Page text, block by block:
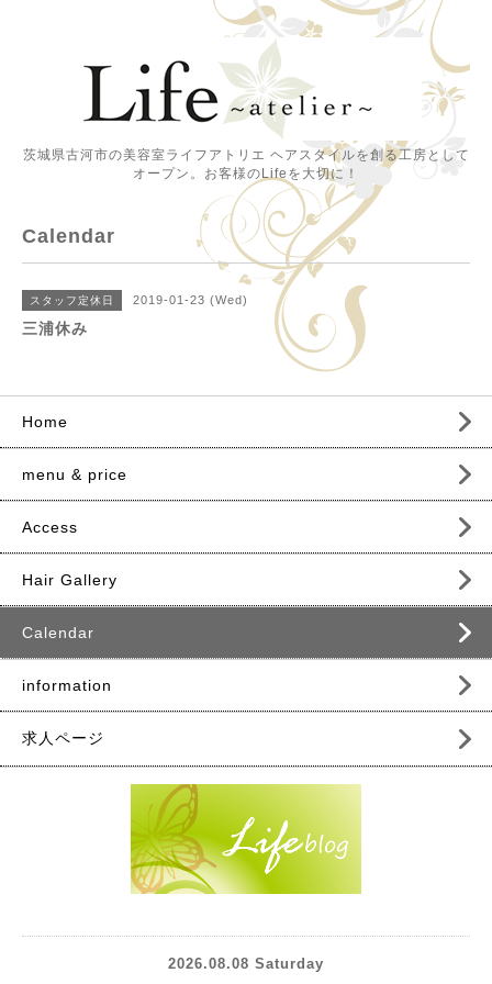
茨城県古河市の美容室ライフアトリエ ヘアスタイルを創る工房として
オープン。お客様のLifeを大切に！
Calendar
スタッフ定休日 2019-01-23 (Wed)
三浦休み
Home
menu & price
Access
Hair Gallery
Calendar
information
求人ページ
2026.08.08 Saturday